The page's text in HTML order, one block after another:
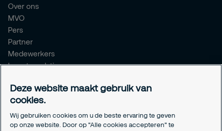
Over ons
MVO
Pers
Partner
Medewerkers
Investor relations
Certificeringen
Aanmeldformulieren installatiepartners
Juridisch
Deze website maakt gebruik van
cookies.
Wij gebruiken cookies om u de beste ervaring te geven
op onze website. Door op "Alle cookies accepteren" te